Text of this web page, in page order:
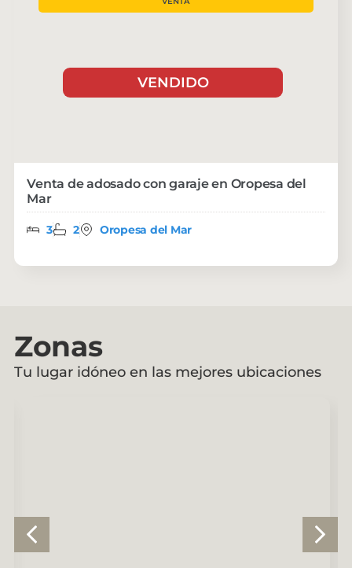
VENDIDO
Venta de adosado con garaje en Oropesa del
Mar
3 2 Oropesa del Mar
Zonas
Tu lugar idóneo en las mejores ubicaciones